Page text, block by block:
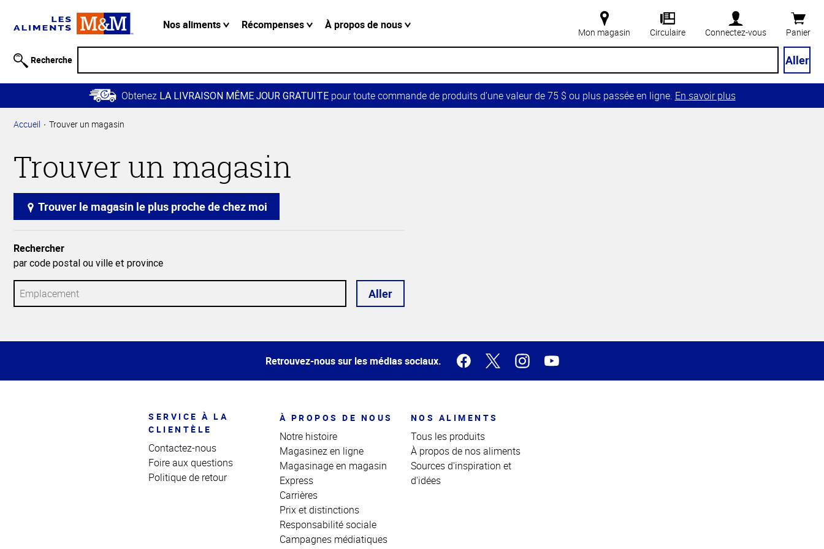
relative à
Passer
contenu
Retour à
principale
Nos aliments Récompenses À propos de nous
Mon magasin Circulaire Connectez-vous Panier
Recherche Aller
Obtenez LA LIVRAISON MÊME JOUR GRATUITEpour toute commande de produits d’une valeur de 75 $ ou plus passée en ligne. En savoir plus
Accueil Trouver un magasin
Trouver un magasin
Trouver le magasin le plus proche de chez moi
Rechercher
par code postal ou ville et province
Aller
de la
Retrouvez-nous sur les médias sociaux.
SERVICE À LA
CLIENTÈLE
Contactez-nous
Foire aux questions
Politique de retour
À PROPOS DE NOUS
Notre histoire
Magasinez en ligne
Magasinage en magasin
Express
Carrières
Prix et distinctions
Responsabilité sociale
Campagnes médiatiques
NOS ALIMENTS
Tous les produits
À propos de nos aliments
Sources d'inspiration et
d'idées